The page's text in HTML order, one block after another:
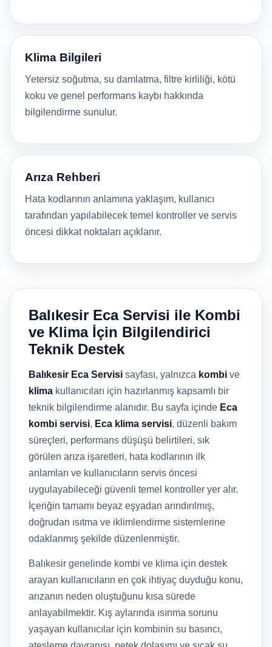
Klima Bilgileri
Yetersiz soğutma, su damlatma, filtre kirliliği, kötü
koku ve genel performans kaybı hakkında
bilgilendirme sunulur.
Arıza Rehberi
Hata kodlarının anlamına yaklaşım, kullanıcı
tarafından yapılabilecek temel kontroller ve servis
öncesi dikkat noktaları açıklanır.
Balıkesir Eca Servisi ile Kombi
ve Klima İçin Bilgilendirici
Teknik Destek
Balıkesir Eca Servisi sayfası, yalnızca kombi ve
klima kullanıcıları için hazırlanmış kapsamlı bir
teknik bilgilendirme alanıdır. Bu sayfa içinde Eca
kombi servisi, Eca klima servisi, düzenli bakım
süreçleri, performans düşüşü belirtileri, sık
görülen arıza işaretleri, hata kodlarının ilk
anlamları ve kullanıcıların servis öncesi
uygulayabileceği güvenli temel kontroller yer alır.
İçeriğin tamamı beyaz eşyadan arındırılmış,
doğrudan ısıtma ve iklimlendirme sistemlerine
odaklanmış şekilde düzenlenmiştir.
Balıkesir genelinde kombi ve klima için destek
arayan kullanıcıların en çok ihtiyaç duyduğu konu,
arızanın neden oluştuğunu kısa sürede
anlayabilmektir. Kış aylarında ısınma sorunu
yaşayan kullanıcılar için kombinin su basıncı,